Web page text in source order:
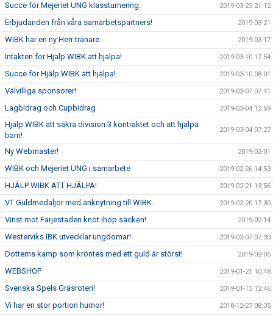
Succe för Mejeriet UNG klassturnering. 2019-03-25 21:12
Erbjudanden från våra samarbetspartners! 2019-03-21
WIBK har en ny Herr tränare. 2019-03-17
Intäkten för Hjälp WIBK att hjälpa! 2019-03-10 17:54
Succe för Hjälp WIBK att hjälpa! 2019-03-10 08:01
Välvilliga sponsorer! 2019-03-07 07:41
Lagbidrag och Cupbidrag 2019-03-04 12:59
Hjälp WIBK att säkra division 3 kontraktet och att hjälpa
barn!
2019-03-04 07:27
Ny Webmaster! 2019-03-01
WIBK och Mejeriet UNG i samarbete 2019-02-26 14:53
HJÄLP WIBK ATT HJÄLPA! 2019-02-21 13:56
VT Guldmedaljör med anknytning till WIBK. 2019-02-20 17:30
Vinst mot Färjestaden knöt ihop säcken! 2019-02-14
Westerviks IBK utvecklar ungdomar! 2019-02-07 07:30
Dotterns kamp som kröntes med ett guld är störst! 2019-02-05
WEBSHOP 2019-01-21 10:48
Svenska Spels Gräsroten! 2019-01-15 12:46
Vi har en stor portion humor! 2018-12-27 08:35